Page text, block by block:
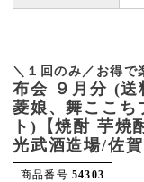
＼１回のみ／お得で
布会 ９月分 (送
菱娘、舞ここち
ト)【焼酎 芋焼
光武酒造場/佐賀
商品番号 54303